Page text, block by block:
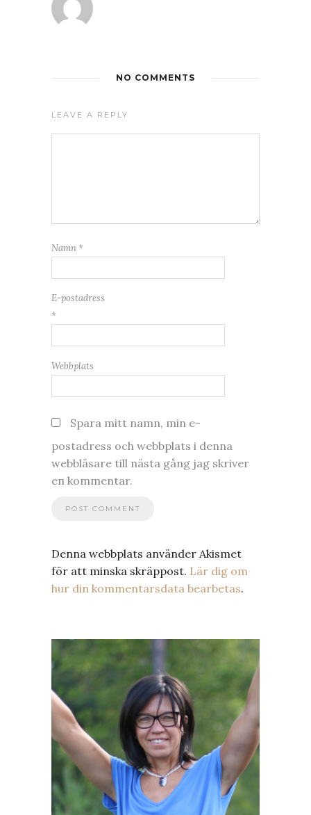
NO COMMENTS
LEAVE A REPLY
Namn *
E-postadress
*
Webbplats
Spara mitt namn, min e-
postadress och webbplats i denna
webbläsare till nästa gång jag skriver
en kommentar.
Denna webbplats använder Akismet
för att minska skräppost. Lär dig om
hur din kommentarsdata bearbetas.